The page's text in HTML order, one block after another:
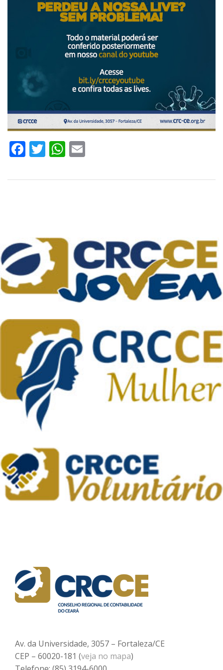
Facebook
TwitterWhatsApp
Av. da Universidade, 3057 – Fortaleza/CE
CEP – 60020-181 (veja no mapa)